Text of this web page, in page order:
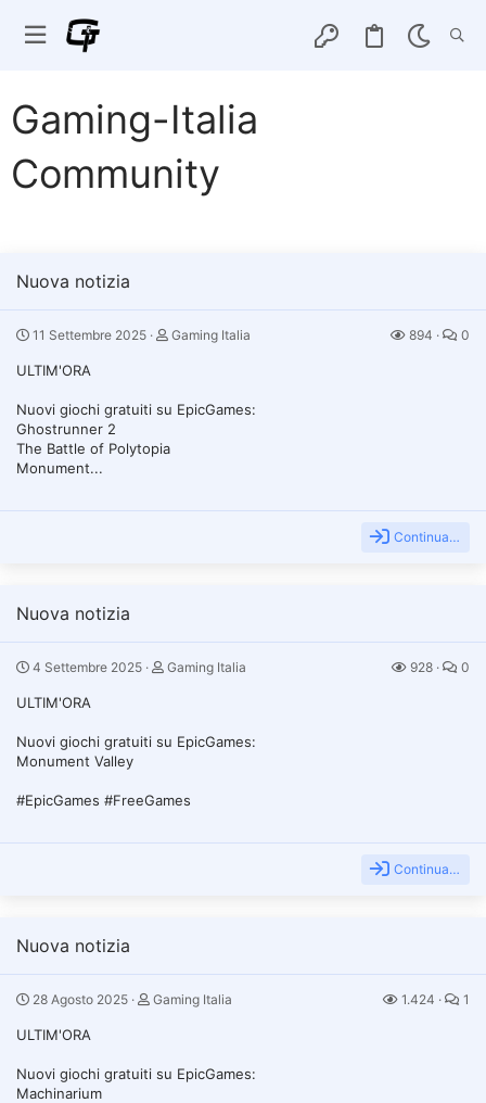
Gaming-Italia
Community
Nuova notizia
11 Settembre 2025 Gaming Italia 894 0
ULTIM'ORA
Nuovi giochi gratuiti su EpicGames:
Ghostrunner 2
The Battle of Polytopia
Monument...
Continua…
Nuova notizia
4 Settembre 2025 Gaming Italia 928 0
ULTIM'ORA
Nuovi giochi gratuiti su EpicGames:
Monument Valley
#EpicGames #FreeGames
Continua…
Nuova notizia
28 Agosto 2025 Gaming Italia 1.424 1
ULTIM'ORA
Nuovi giochi gratuiti su EpicGames:
Machinarium